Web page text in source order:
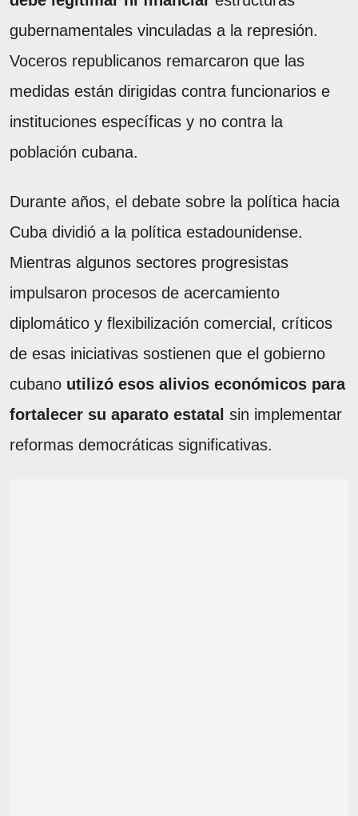
gubernamentales vinculadas a la represión.
Voceros republicanos remarcaron que las
medidas están dirigidas contra funcionarios e
instituciones específicas y no contra la
población cubana.
Durante años, el debate sobre la política hacia
Cuba dividió a la política estadounidense.
Mientras algunos sectores progresistas
impulsaron procesos de acercamiento
diplomático y flexibilización comercial, críticos
de esas iniciativas sostienen que el gobierno
cubano utilizó esos alivios económicos para
fortalecer su aparato estatal sin implementar
reformas democráticas significativas.